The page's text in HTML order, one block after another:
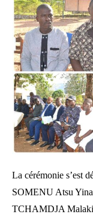
La cérémonie s’est
SOMENU Atsu
TCHAMDJA Malaki